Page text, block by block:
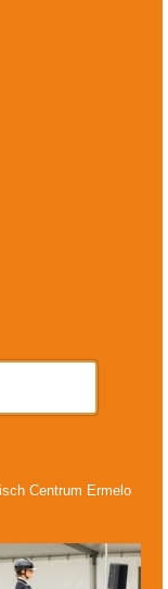
Centrum Ermelo